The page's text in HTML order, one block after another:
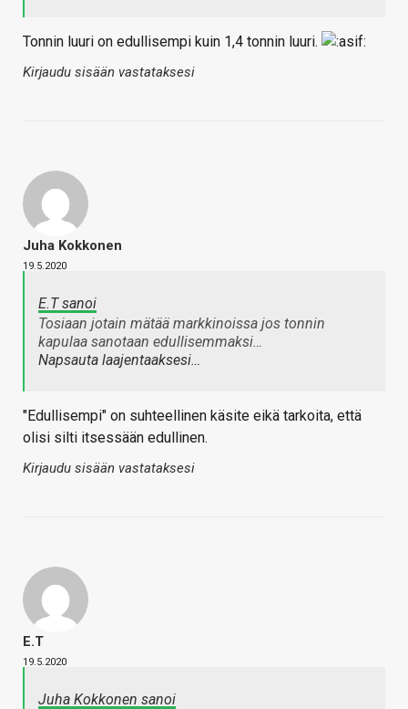
Tonnin luuri on edullisempi kuin 1,4 tonnin luuri.
Kirjaudu sisään vastataksesi
Juha Kokkonen
19.5.2020
E.T sanoi
Tosiaan jotain mätää markkinoissa jos tonnin
kapulaa sanotaan edullisemmaksi…
Napsauta laajentaaksesi…
"Edullisempi" on suhteellinen käsite eikä tarkoita, että
olisi silti itsessään edullinen.
Kirjaudu sisään vastataksesi
E.T
19.5.2020
Juha Kokkonen sanoi